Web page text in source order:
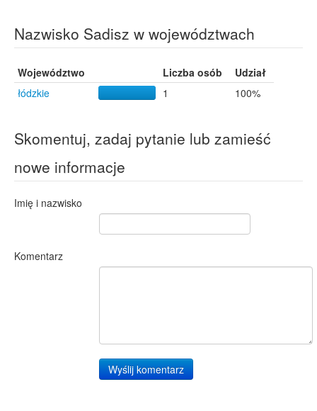
Nazwisko Sadisz w województwach
Województwo Liczba osób
Udział
łódzkie
1 100%
Skomentuj, zadaj pytanie lub zamieść
nowe informacje
Imię i nazwisko
Komentarz
Wyślij komentarz